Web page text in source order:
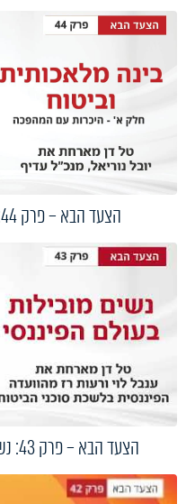
הצעד הבא – פרק 44: בינה מלאכותית וביטוח
הצעד הבא – פרק 43: נשים מובילות בעולם הפיננסי